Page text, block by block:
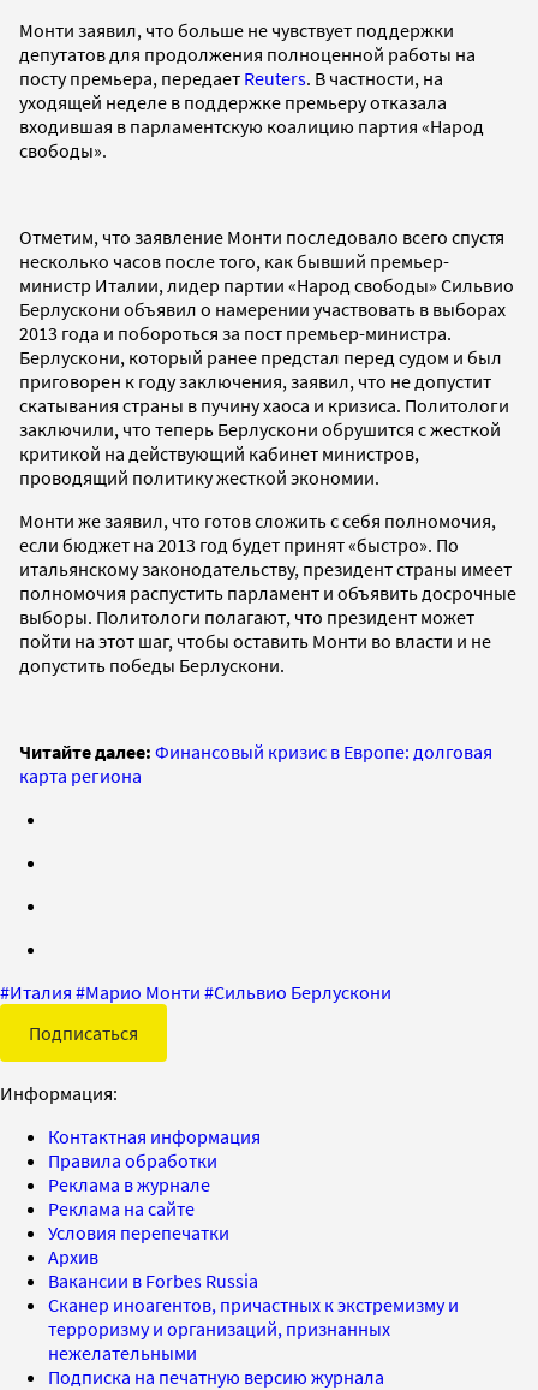
Монти заявил, что больше не чувствует поддержки
депутатов для продолжения полноценной работы на
посту премьера, передает Reuters. В частности, на
уходящей неделе в поддержке премьеру отказала
входившая в парламентскую коалицию партия «Народ
свободы».
Отметим, что заявление Монти последовало всего спустя
несколько часов после того, как бывший премьер-
министр Италии, лидер партии «Народ свободы» Сильвио
Берлускони объявил о намерении участвовать в выборах
2013 года и побороться за пост премьер-министра.
Берлускони, который ранее предстал перед судом и был
приговорен к году заключения, заявил, что не допустит
скатывания страны в пучину хаоса и кризиса. Политологи
заключили, что теперь Берлускони обрушится с жесткой
критикой на действующий кабинет министров,
проводящий политику жесткой экономии.
Монти же заявил, что готов сложить с себя полномочия,
если бюджет на 2013 год будет принят «быстро». По
итальянскому законодательству, президент страны имеет
полномочия распустить парламент и объявить досрочные
выборы. Политологи полагают, что президент может
пойти на этот шаг, чтобы оставить Монти во власти и не
допустить победы Берлускони.
Читайте далее: Финансовый кризис в Европе: долговая
карта региона
#Италия #Марио Монти #Сильвио Берлускони
Подписаться
Информация:
Контактная информация
Правила обработки
Реклама в журнале
Реклама на сайте
Условия перепечатки
Архив
Вакансии в Forbes Russia
Сканер иноагентов, причастных к экстремизму и
терроризму и организаций, признанных
нежелательными
Подписка на печатную версию журнала